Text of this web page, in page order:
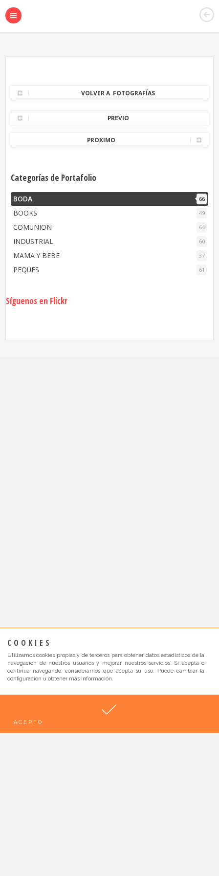
COOKIES
Utilizamos cookies propias y de terceros para obtener datos estadísticos de la
navegación de nuestros usuarios y mejorar nuestros servicios. Si acepta o
continúa navegando, consideramos que acepta su uso. Puede cambiar la
configuración u obtener más información.
ACEPTO
VOLVER A FOTOGRAFÍAS
PREVIO
PROXIMO
Categorías de Portafolio
BODA 66
BOOKS 49
COMUNION 64
INDUSTRIAL 60
MAMA Y BEBE 37
PEQUES 61
Síguenos en Flickr